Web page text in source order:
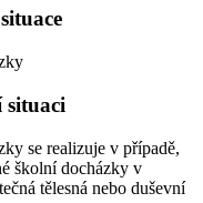
se realizuje v případě,
školní docházky v
tělesná nebo duševní